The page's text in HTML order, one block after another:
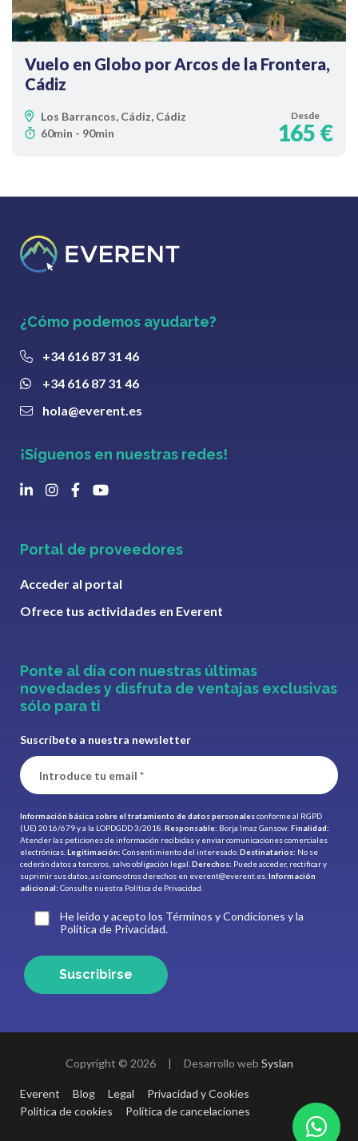
Vuelo en Globo por Arcos de la Frontera,
Cádiz
Los Barrancos, Cádiz, Cádiz
60min - 90min
Desde
165 €
¿Cómo podemos ayudarte?
+34 616 87 31 46
+34 616 87 31 46
hola@everent.es
¡Síguenos en nuestras redes!
Portal de proveedores
Acceder al portal
Ofrece tus actividades en Everent
Ponte al día con nuestras últimas
novedades y disfruta de ventajas exclusivas
sólo para ti
Suscríbete a nuestra newsletter
Información básica sobre el tratamiento de datos personalesconforme al RGPD
(UE) 2016/679 y a la LOPDGDD 3/2018. Responsable: Borja Imaz Gansow. Finalidad:
Atender las peticiones de información recibidas y enviar comunicaciones comerciales
electrónicas. Legitimación: Consentimiento del interesado. Destinatarios: No se
cederán datos a terceros, salvo obligación legal. Derechos: Puede acceder, rectificar y
suprimir sus datos, así como otros derechos en everent@everent.es Información
adicional: Consulte nuestra Política de Privacidad.
He leído y acepto los Términos y Condiciones y la
Política de Privacidad.
Suscribirse
Copyright © 2026 | Desarrollo web Syslan
Everent Blog Legal
Privacidad y Cookies
Política de cookies
Política de cancelaciones